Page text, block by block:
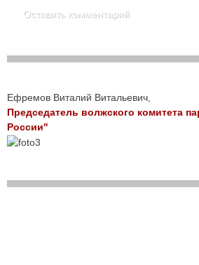
Ефремов Виталий Витальевич,
Председатель волжского комитета
России"